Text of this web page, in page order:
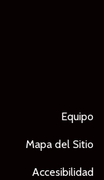
Equipo
Mapa del Sitio
Accesibilidad